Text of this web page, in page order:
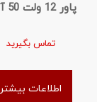
پاور 12 ولت 50 آمپر
تماس بگیرید
اطلاعات بیشتر